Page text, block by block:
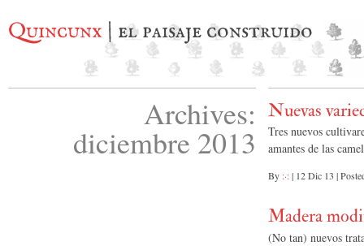
Quincunx | el paisaje construido
Archives:
diciembre 2013
Nuevas
Tres nuevos
amantes de las
By :·:| 12 Dic 13 |
Madera
(No tan) nuevos